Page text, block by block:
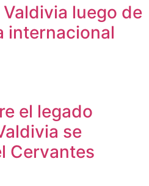
luego de
internacional
el legado
se
Cervantes